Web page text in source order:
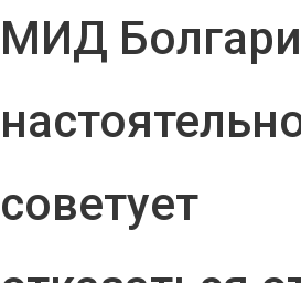
МИД
советует